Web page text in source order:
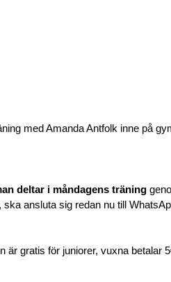
med Amanda Antfolk inne på
deltar i måndagens träning
ansluta sig redan nu till
är gratis för juniorer, vuxna betalar